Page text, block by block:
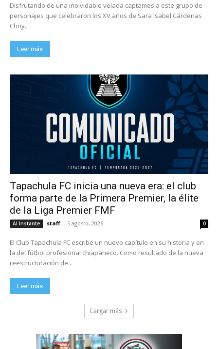
Disfrutando de una inolvidable velada captamos a este grupo de
personajes que celebraron los XV años de Sara Isabel Cárdenas
Choy.
Leer más
Tapachula FC inicia una nueva era: el club
forma parte de la Primera Premier, la élite
de la Liga Premier FMF
Al Instante staff - 5 agosto, 2026 0
El Club Tapachula FC escribe un nuevo capítulo en su historia y en
la del fútbol profesional chiapaneco. Como resultado de la nueva
reestructuración de...
Leer más
Cargar más